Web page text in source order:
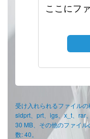
ここにフ
受け入れられるファイル
sldprt、prt、igs、x_t、rar
30 MB、その他のファイ
数: 40。